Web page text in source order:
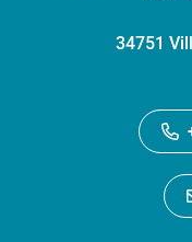
34751